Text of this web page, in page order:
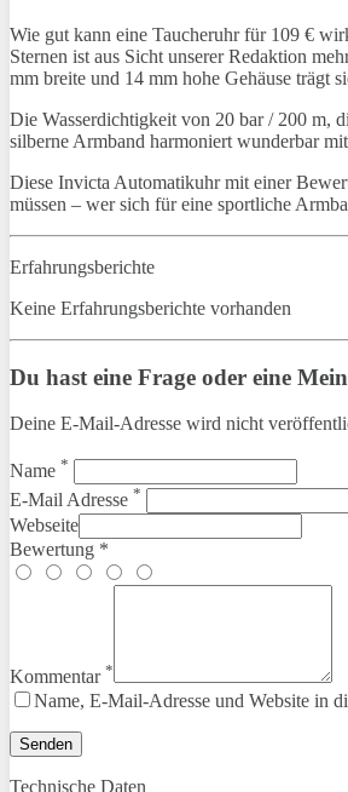
Wie gut kann eine Taucheruhr für 109 €
Sternen ist aus Sicht unserer Redaktion
mm breite und 14 mm hohe Gehäuse trägt
Die Wasserdichtigkeit von 20 bar / 200 m,
silberne Armband harmoniert wunderbar
Diese Invicta Automatikuhr mit einer
müssen – wer sich für eine sportliche
Erfahrungsberichte
Keine Erfahrungsberichte vorhanden
Du hast eine Frage oder eine
Deine E-Mail-Adresse wird nicht
Name *
E-Mail Adresse *
Webseite
Bewertung *
Kommentar *
Name, E-Mail-Adresse und Website in
Technische Daten